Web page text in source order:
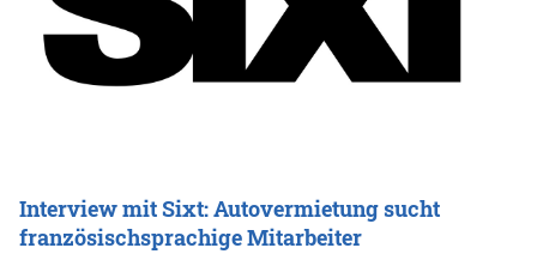
Interview mit Sixt: Autovermietung sucht
französischsprachige Mitarbeiter